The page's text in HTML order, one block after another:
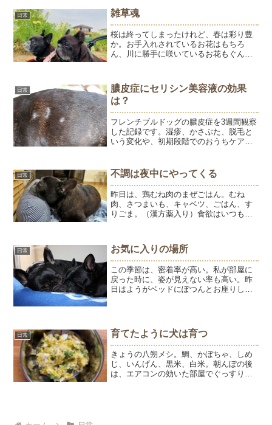
月。腹時計が正確だったひゅうは、ごは
んの準備をしてい...
日常 雑草魂
桜は終ってしまったけれど、春は彩り豊
か。お手入れされているお花はもちろ
ん、川に勝手に咲いているお花もぐんぐ
が生えてきました。抜かれても抜かれて
も生えてくる雑草ってほんと...
日常
膿皮症にセリシン美容液の効果
は？
フレンチブルドッグの膿皮症を3週間観察
した記録です。湿疹、かさぶた、脱毛と
いう変化や、初期段階でのおうちケアに
日常 不調は夜中にやってくる
昨日は、鶏むね肉のまぜごはん。むね
肉、さつまいも、キャベツ、ごはん、す
りごま。（漢方薬入り）食欲はいつも通
っすり眠る。起きても1，2度で自力でト
イレに行ってはベッドに戻...
日常 お気に入りの場所
この季節は、密着率が高い。私が部屋に
戻った時に、姿が見えない率も高い。昨
日はようがベッドにぽつんとお座りして
ん、チビッ子だけどおちりは...
日常 育てたように犬は育つ
きょうの八朔メシ。鯛、かぼちゃ、しめ
じ、いんげん、黒米、白米。朝んぽの後
は、エアコンの効いた部屋でぐっすり眠